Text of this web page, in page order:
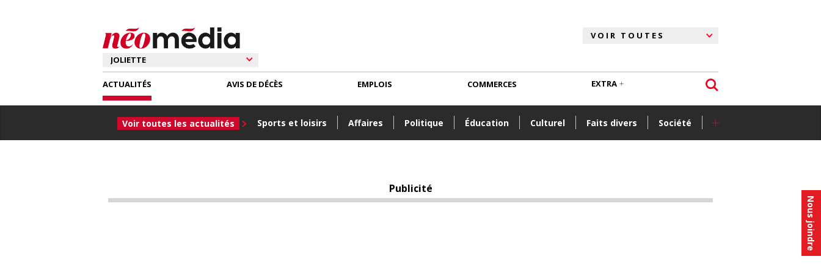
Nous joindre
ACTUALITÉS
Voir toutes les actualités Sports et loisirs Affaires Politique Éducation Culturel Faits divers Société +
AVIS DE DÉCÈS EMPLOIS COMMERCES EXTRA
Publicité